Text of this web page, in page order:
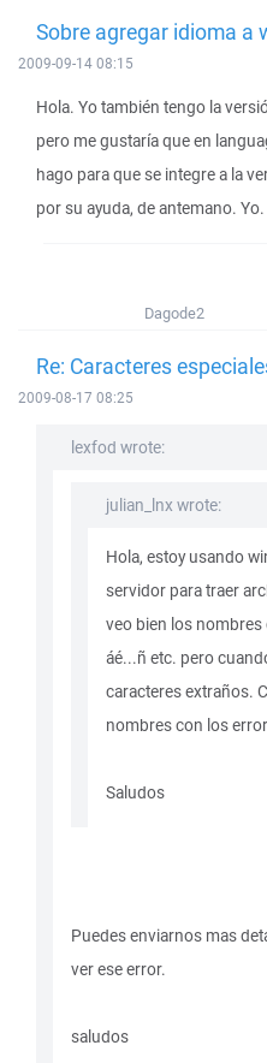
Sobre agregar idioma a
2009-09-14 08:15
Hola. Yo también tengo la
pero me gustaría que en
hago para que se integre a la
por su ayuda, de antemano. Yo.
Dagode2
Re: Caracteres
2009-08-17 08:25
lexfod wrote:
julian_lnx wrote:
Hola, estoy usando
servidor para traer
veo bien los
áé...ñ etc. pero
caracteres extraños.
nombres con los
Saludos
Puedes enviarnos mas
ver ese error.
saludos